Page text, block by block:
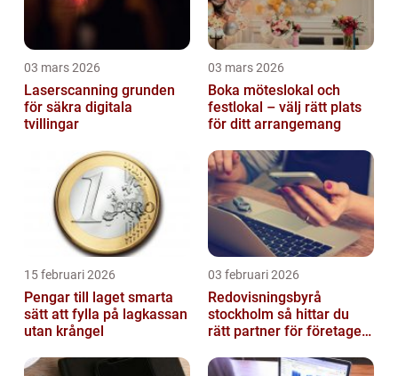
03 mars 2026
Laserscanning grunden
för säkra digitala
tvillingar
03 mars 2026
Boka möteslokal och
festlokal – välj rätt plats
för ditt arrangemang
15 februari 2026
Pengar till laget smarta
sätt att fylla på lagkassan
utan krångel
03 februari 2026
Redovisningsbyrå
stockholm så hittar du
rätt partner för företagets